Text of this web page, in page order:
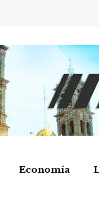
Economía